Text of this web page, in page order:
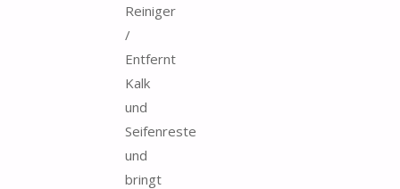
Reiniger
/
Entfernt
Kalk
und
Seifenreste
und
bringt